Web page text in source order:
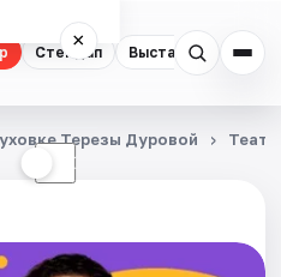
Стендап Выставки
×
☾
Терезы Дуровой Театр